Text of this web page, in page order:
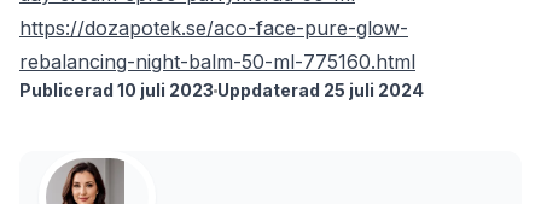
https://dozapotek.se/aco-face-pure-glow-
rebalancing-night-balm-50-ml-775160.html
Publicerad 10 juli 2023 Uppdaterad 25 juli 2024